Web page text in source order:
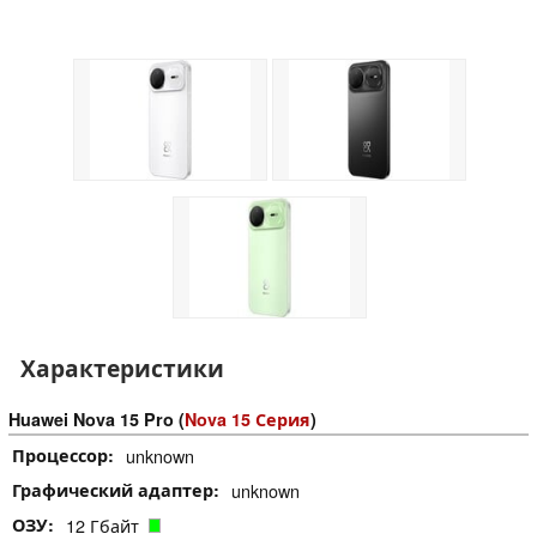
Характеристики
Huawei Nova 15 Pro (Nova 15 Серия)
Процессор
unknown
Графический адаптер unknown
ОЗУ 12 Гбайт